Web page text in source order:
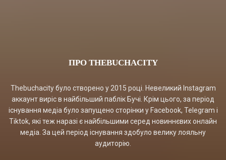
ПРО THEBUCHACITY
Thebuchacity було створено у 2015 році. Невеликий Instagram
аккаунт виріс в найбільший паблік Бучі. Крім цього, за період
існування медіа було запущено сторінки у Facebook, Telegram і
Tiktok, які теж наразі є найбільшими серед новиннєвих онлайн
медіа. За цей період існування здобуло велику лояльну
аудиторію.